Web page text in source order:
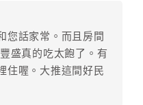
時，請注意！為避免飯
未提出申辦，視同無條
原訂飯店使用）
訂飯店，異動完成後不
您話家常。而且房間
盛真的吃太飽了。有
住喔。大推這間好民